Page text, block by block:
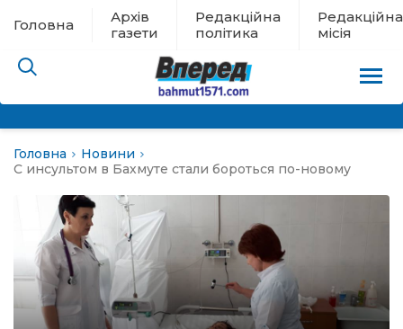
Головна
Архів
газети
Редакційна
політика
Редакційна
місія
евакуації
новини
Головна
Новини
С инсультом в Бахмуте стали бороться по-новому